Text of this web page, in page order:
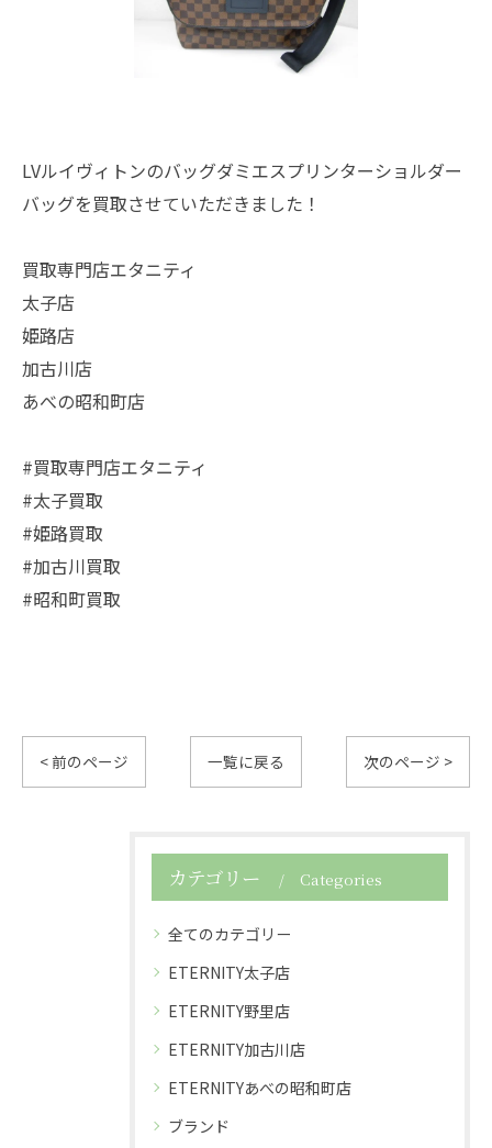
LVルイヴィトンのバッグダミエスプリンターショルダー
バッグを買取させていただきました！
買取専門店エタニティ
太子店
姫路店
加古川店
あべの昭和町店
#買取専門店エタニティ
#太子買取
#姫路買取
#加古川買取
#昭和町買取
< 前のページ 一覧に戻る 次のページ >
カテゴリー Categories
全てのカテゴリー
ETERNITY太子店
ETERNITY野里店
ETERNITY加古川店
ETERNITYあべの昭和町店
ブランド